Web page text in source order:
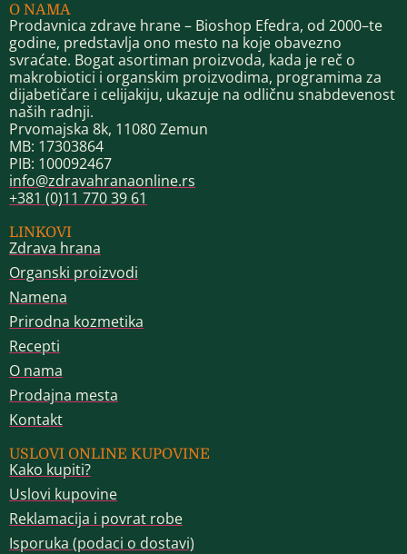
O NAMA
Prodavnica zdrave hrane – Bioshop Efedra, od 2000–te
godine, predstavlja ono mesto na koje obavezno
svraćate. Bogat asortiman proizvoda, kada je reč o
makrobiotici i organskim proizvodima, programima za
dijabetičare i celijakiju, ukazuje na odličnu snabdevenost
naših radnji.
Prvomajska 8k, 11080 Zemun
MB: 17303864
PIB: 100092467
info@zdravahranaonline.rs
+381 (0)11 770 39 61
LINKOVI
Zdrava hrana
Organski proizvodi
Namena
Prirodna kozmetika
Recepti
O nama
Prodajna mesta
Kontakt
USLOVI ONLINE KUPOVINE
Kako kupiti?
Uslovi kupovine
Reklamacija i povrat robe
Isporuka (podaci o dostavi)